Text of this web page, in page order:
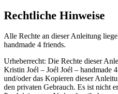
Rechtliche Hinweise
Alle Rechte an dieser Anleitung
handmade 4 friends.
Urheberrecht: Die Rechte dieser
Kristin Joél – Joél Joél – handmade
und/oder das Kopieren dieser
den privaten Gebrauch. Es ist nicht